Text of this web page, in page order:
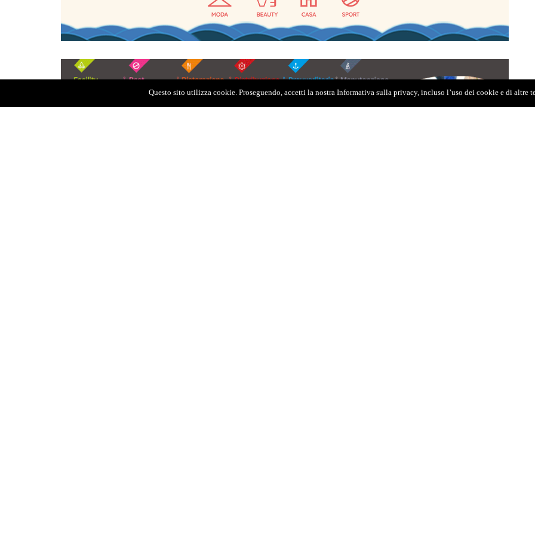
Questo sito utilizza cookie. Proseguendo, accetti la nostra Informativa sulla privacy, incluso l’uso dei cookie e di altre